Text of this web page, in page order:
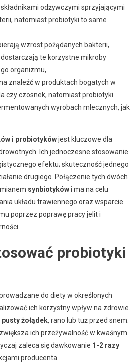
składnikami odżywczymi sprzyjającymi
natomiast probiotyki to same
wzrost pożądanych bakterii,
te korzystne mikroby
organizmu,
znaleźć w produktach bogatych w
czy czosnek, natomiast probiotyki
wyrobach mlecznych, jak
i probiotykówjest kluczowe dla
Ich jednoczesne stosowanie
efektu; skuteczność jednego
drugiego. Połączenie tych dwóch
synbiotykówi ma na celu
układu trawiennego oraz wsparcie
poprzez poprawę pracy jelit i
probiotyki
do diety w określonych
ich korzystny wpływ na zdrowie.
pusty żołądek, rano lub tuż przed snem.
ich przeżywalność w kwaśnym
zaleca się dawkowanie 1-2 razy
producenta.